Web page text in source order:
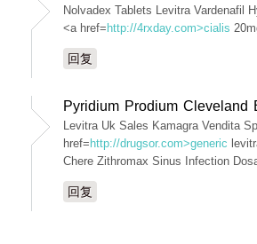
Nolvadex Tablets Levitra Vardenafil
<a href= http://4rxday.com>cialis
回复
Pyridium Prodium Cleveland
Levitra Uk Sales Kamagra Vendita
href= http://drugsor.com>generic
Chere Zithromax Sinus Infection
回复